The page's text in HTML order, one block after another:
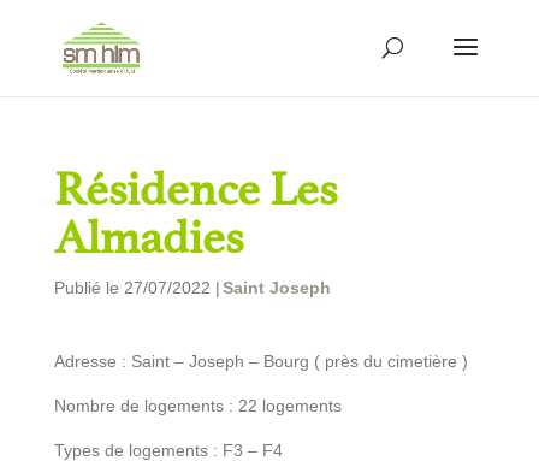
Résidence Les
Almadies
Publié le 27/07/2022 |Saint Joseph
Adresse : Saint – Joseph – Bourg ( près du cimetière )
Nombre de logements : 22 logements
Types de logements : F3 – F4